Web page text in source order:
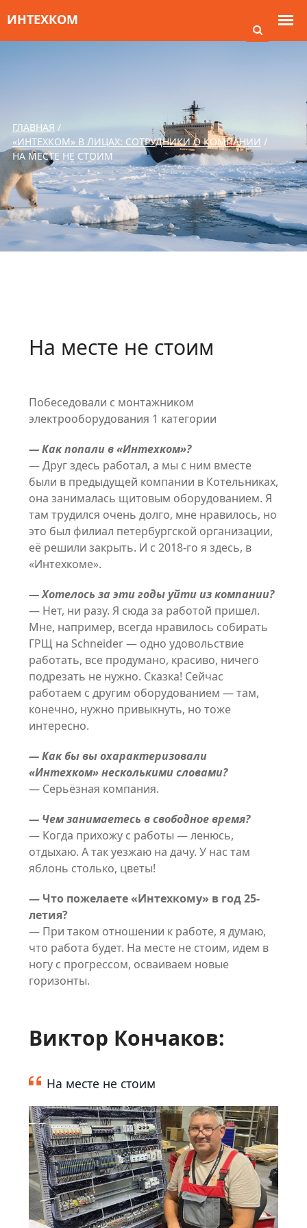
ГЛАВНАЯ /
«ИНТЕХКОМ» В ЛИЦАХ: СОТРУДНИКИ О КОМПАНИИ /
НА МЕСТЕ НЕ СТОИМ
На месте не стоим
Побеседовали с монтажником
электрооборудования 1 категории
— Как попали в «Интехком»?
— Друг здесь работал, а мы с ним вместе
были в предыдущей компании в Котельниках,
она занималась щитовым оборудованием. Я
там трудился очень долго, мне нравилось, но
это был филиал петербургской организации,
её решили закрыть. И с 2018-го я здесь, в
«Интехкоме».
— Хотелось за эти годы уйти из компании?
— Нет, ни разу. Я сюда за работой пришел.
Мне, например, всегда нравилось собирать
ГРЩ на Schneider — одно удовольствие
работать, все продумано, красиво, ничего
подрезать не нужно. Сказка! Сейчас
работаем с другим оборудованием — там,
конечно, нужно привыкнуть, но тоже
интересно.
— Как бы вы охарактеризовали
«Интехком» несколькими словами?
— Серьёзная компания.
— Чем занимаетесь в свободное время?
— Когда прихожу с работы — ленюсь,
отдыхаю. А так уезжаю на дачу. У нас там
яблонь столько, цветы!
— Что пожелаете «Интехкому» в год 25-
летия?
— При таком отношении к работе, я думаю,
что работа будет. На месте не стоим, идем в
ногу с прогрессом, осваиваем новые
горизонты.
Виктор Кончаков:
На месте не стоим